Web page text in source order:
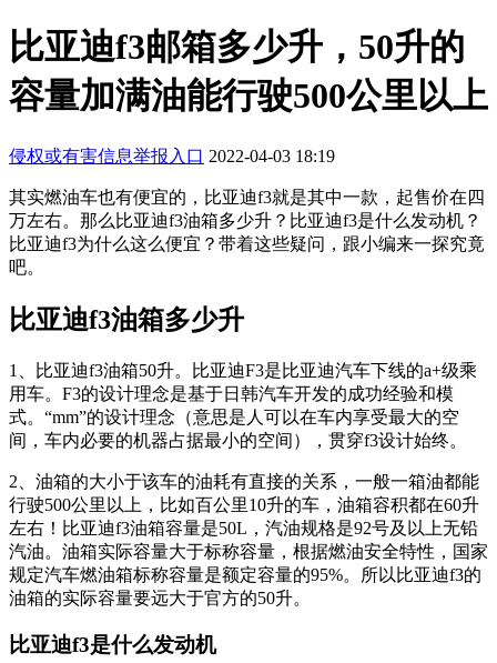
比亚迪f3邮箱多少升，50升的
容量加满油能行驶500公里以上
侵权或有害信息举报入口 2022-04-03 18:19
其实燃油车也有便宜的，比亚迪f3就是其中一款，起售价在四
万左右。那么比亚迪f3油箱多少升？比亚迪f3是什么发动机？
比亚迪f3为什么这么便宜？带着这些疑问，跟小编来一探究竟
吧。
比亚迪f3油箱多少升
1、比亚迪f3油箱50升。比亚迪F3是比亚迪汽车下线的a+级乘
用车。F3的设计理念是基于日韩汽车开发的成功经验和模
式。“mm”的设计理念（意思是人可以在车内享受最大的空
间，车内必要的机器占据最小的空间），贯穿f3设计始终。
2、油箱的大小于该车的油耗有直接的关系，一般一箱油都能
行驶500公里以上，比如百公里10升的车，油箱容积都在60升
左右！比亚迪f3油箱容量是50L，汽油规格是92号及以上无铅
汽油。油箱实际容量大于标称容量，根据燃油安全特性，国家
规定汽车燃油箱标称容量是额定容量的95%。所以比亚迪f3的
油箱的实际容量要远大于官方的50升。
比亚迪f3是什么发动机